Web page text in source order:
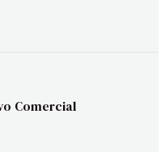
Comercial